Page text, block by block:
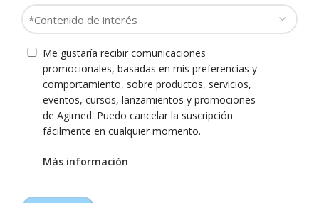
*
Descripción
de
consulta
promocionales, basadas en mis preferencias y
Contenido
de
interés
Consentimiento
Me gustaría recibir comunicaciones
promocionales, basadas en mis preferencias y
comportamiento, sobre productos, servicios,
eventos, cursos, lanzamientos y promociones
de Agimed. Puedo cancelar la suscripción
fácilmente en cualquier momento.
Más información